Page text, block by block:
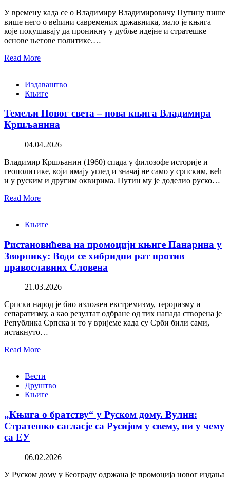
У времену када се о Владимиру Владимировичу Путину пише
више него о већини савремених државника, мало је књига
које покушавају да проникну у дубље идејне и стратешке
основе његове политике.…
Read More
Издаваштво
Књиге
Темељи Новог света – нова књига Владимира
Кршљанина
04.04.2026
Владимир Кршљанин (1960) спада у филозофе историје и
геополитике, који имају углед и значај не само у српским, већ
и у руским и другим оквирима. Путин му је доделио руско…
Read More
Књиге
Ристановићева на промоцији књиге Панарина у
Зворнику: Води се хибридни рат против
православних Словена
21.03.2026
Српски народ је био изложен екстремизму, тероризму и
сепаратизму, а као резултат одбране од тих напада створена је
Република Српска и то у вријеме када су Срби били сами,
истакнуто…
Read More
Вести
Друштво
Књиге
„Књига о братству“ у Руском дому. Вулин:
Стратешко сагласје са Русијом у свему, ни у чему
са ЕУ
06.02.2026
У Руском дому у Београду одржана је промоција новог издања